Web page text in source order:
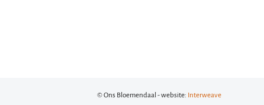
© Ons Bloemendaal - website: Interweave